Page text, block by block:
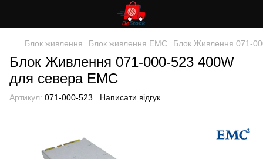
Блок живлення Блок живлення EMC Блок Живлення 071-
Блок Живлення 071-000-523 400W
для севера EMC
Артикул: 071-000-523 Написати відгук